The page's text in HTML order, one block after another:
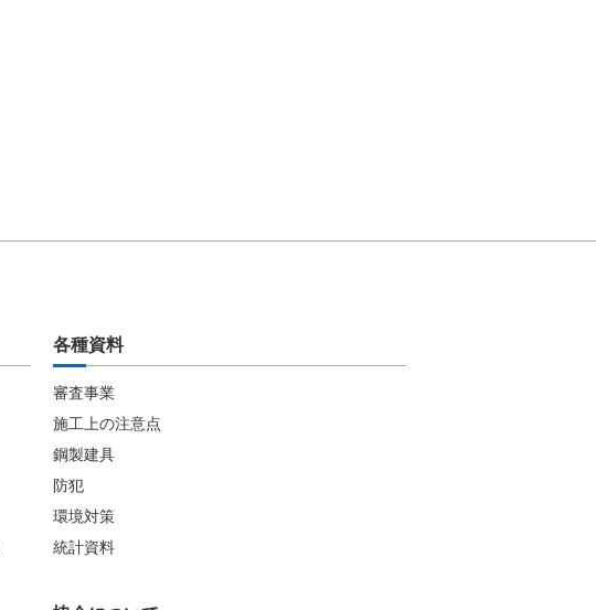
各種資料
審査事業
施工上の注意点
鋼製建具
防犯
環境対策
統計資料